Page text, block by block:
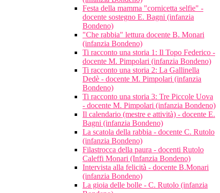
Festa della mamma "cornicetta selfie" -
docente sostegno E. Bagni (infanzia
Bondeno)
"Che rabbia" lettura docente B. Monari
(infanzia Bondeno)
Ti racconto una storia 1: Il Topo Federico -
docente M. Pimpolari (infanzia Bondeno)
Ti racconto una storia 2: La Gallinella
Dedè - docente M. Pimpolari (infanzia
Bondeno)
Ti racconto una storia 3: Tre Piccole Uova
- docente M. Pimpolari (infanzia Bondeno)
Il calendario (mestre e attività) - docente E.
Bagni (infanzia Bondeno)
La scatola della rabbia - docente C. Rutolo
(infanzia Bondeno)
Filastrocca della paura - docenti Rutolo
Caleffi Monari (Infanzia Bondeno)
Intervista alla felicità - docente B.Monari
(infanzia Bondeno)
La gioia delle bolle - C. Rutolo (infanzia